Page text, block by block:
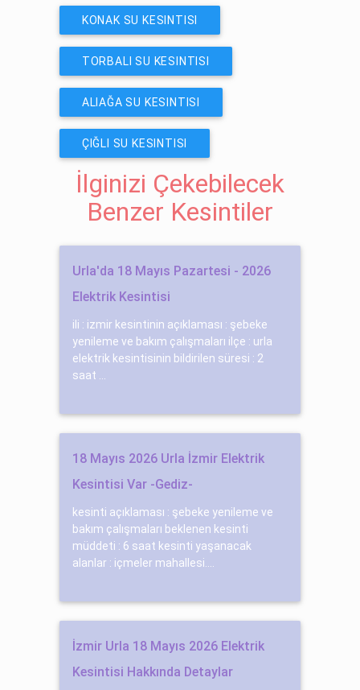
KONAK SU KESINTISI
TORBALI SU KESINTISI
ALIAĞA SU KESINTISI
ÇIĞLI SU KESINTISI
İlginizi Çekebilecek
Benzer Kesintiler
Urla'da 18 Mayıs Pazartesi - 2026
Elektrik Kesintisi
ili : izmir kesintinin açıklaması : şebeke
yenileme ve bakım çalışmaları ilçe : urla
elektrik kesintisinin bildirilen süresi : 2
saat ...
18 Mayıs 2026 Urla İzmir Elektrik
Kesintisi Var -Gediz-
kesinti açıklaması : şebeke yenileme ve
bakım çalışmaları beklenen kesinti
müddeti : 6 saat kesinti yaşanacak
alanlar : içmeler mahallesi....
İzmir Urla 18 Mayıs 2026 Elektrik
Kesintisi Hakkında Detaylar